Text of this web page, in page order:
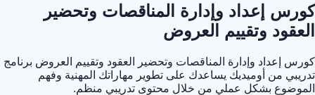
كورس إعداد وإدارة المناقصات وتحضير
العقود وتقييم العروض
كورس إعداد وإدارة المناقصات وتحضير العقود وتقييم العروض برنامج
تدريبي من أوميديك يساعدك على تطوير مهاراتك المهنية وفهم
الموضوع بشكل عملي من خلال محتوى تدريبي منظم.